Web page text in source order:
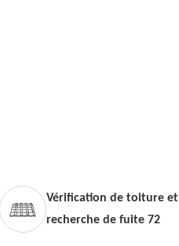
Vérification de toiture et
recherche de fuite 72